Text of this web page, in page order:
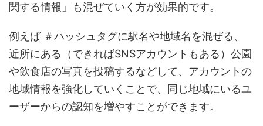
関する情報」も混ぜていく方が効果的です。
例えば ＃ハッシュタグに駅名や地域名を混ぜる、
近所にある（できればSNSアカウントもある）公園
や飲食店の写真を投稿するなどして、アカウントの
地域情報を強化していくことで、同じ地域にいるユ
ーザーからの認知を増やすことができます。